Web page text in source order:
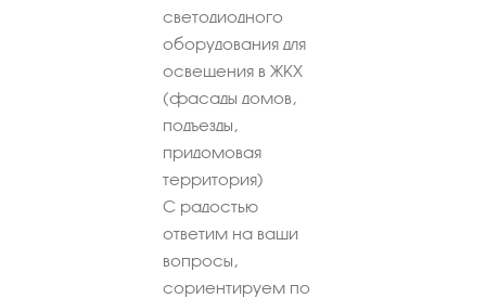
светодиодного
оборудования для
освещения в ЖКХ
(фасады домов,
подъезды,
придомовая
территория)
С радостью
ответим на ваши
вопросы,
сориентируем по